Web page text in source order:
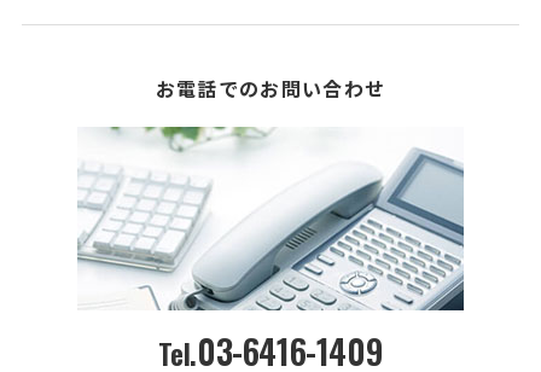
お電話でのお問い合わせ
Tel.03-6416-1409